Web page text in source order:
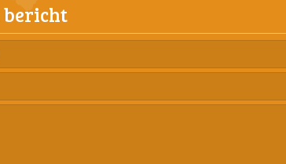
bericht